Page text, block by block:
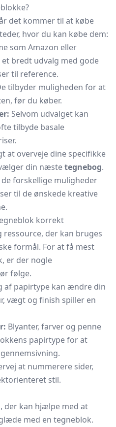
det kommer til at købe
hvor du kan købe dem:
som Amazon eller
bredt udvalg med gode
til reference.
tilbyder muligheden for at
før du køber.
Selvom udvalget kan
tilbyde basale
at overveje dine specifikke
din næstetegnebog.
forskellige muligheder
til de ønskede kreative
korrekt
ressource, der kan bruges
formål. For at få mest
er der nogle
følge.
af papirtype kan ændre din
vægt og finish spiller en
Blyanter, farver og penne
papirtype for at
at nummerere sider,
stil.
der kan hjælpe med at
med en tegneblok.